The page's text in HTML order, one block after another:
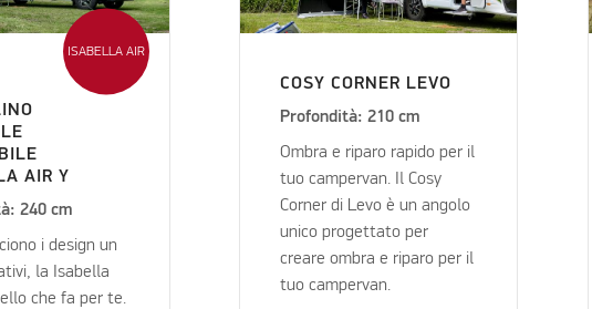
ISABELLA AIR
AIR Y
240 cm
i design un
la Isabella
che fa per te.
COSY CORNER LEVO
Profondità: 210 cm
Ombra e riparo rapido per il
tuo campervan. Il Cosy
Corner di Levo è un angolo
unico progettato per
creare ombra e riparo per il
tuo campervan.